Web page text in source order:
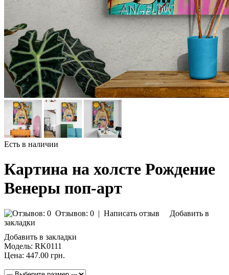
Есть в наличии
Картина на холсте Рождение
Венеры поп-арт
Отзывов: 0 | Написать отзыв
Добавить в
закладки
Добавить в закладки
Модель: RK0111
Цена: 447.00 грн.